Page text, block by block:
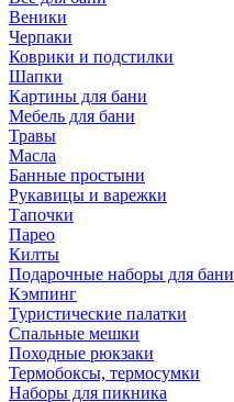
Веники
Черпаки
Коврики и подстилки
Шапки
Картины для бани
Мебель для бани
Травы
Масла
Банные простыни
Рукавицы и варежки
Тапочки
Парео
Килты
Подарочные наборы для бани
Кэмпинг
Туристические палатки
Спальные мешки
Походные рюкзаки
Термобоксы, термосумки
Наборы для пикника